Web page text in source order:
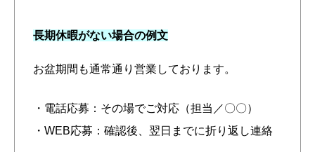
長期休暇がない場合の例文
お盆期間も通常通り営業しております。
・電話応募：その場でご対応（担当／〇〇）
・WEB応募：確認後、翌日までに折り返し連絡